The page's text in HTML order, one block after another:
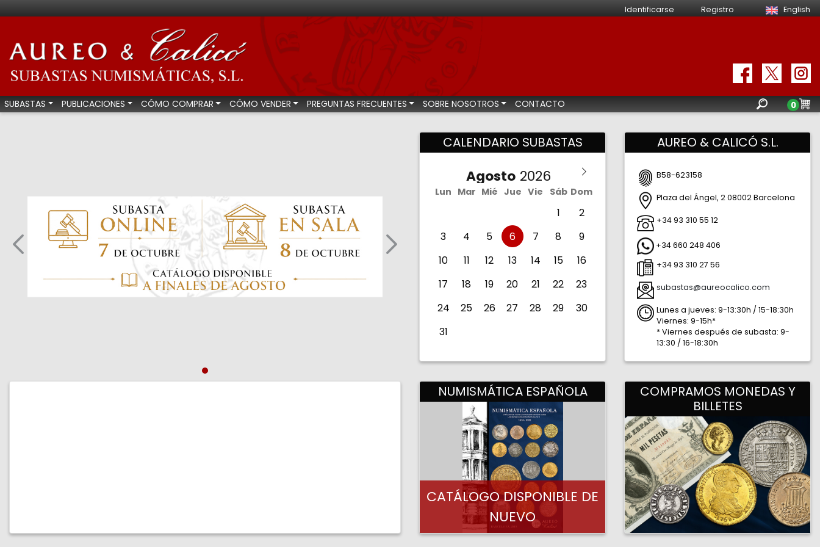
Identificarse Registro English
Aureo & Calicó - Subastas numismáticas
SUBASTAS PUBLICACIONES CÓMO COMPRAR CÓMO VENDER PREGUNTAS FRECUENTES SOBRE NOSOTROS CONTACTO 0
Anterior (más subastas) Siguiente (más subastas)
CALENDARIO SUBASTAS
Agosto
Lun Mar Mié Jue Vie Sáb Dom
1
2
3
4 5 6 7 8
9
10
11 12 13 14 15
16
17
18 19 20 21 22
23
24
25 26 27 28 29
30
31
AUREO & CALICÓ S.L.
B58-623158
Plaza del Ángel, 208002Barcelona
+34 93 310 55 12
+34 660 248 406
+34 93 310 27 56
subastas@aureocalico.com
Lunes a jueves: 9-13:30h / 15-18:30h
Viernes: 9-15h*
* Viernes después de subasta: 9-
13:30 / 16-18:30h
NUMISMÁTICA ESPAÑOLA
CATÁLOGO DISPONIBLE DE
NUEVO
COMPRAMOS MONEDAS Y
BILLETES